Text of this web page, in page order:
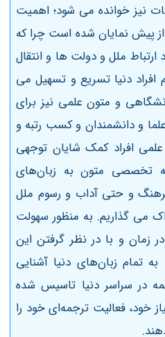
نیز خوانده می شود؛ اهمیت
نمایان شده است چرا که
ملل و دولت ها و انتقال
افراد دنیا تسریع و تسهیل می
و متون علمی نیز برای
و دانشمندان و کسب رتبه و
افراد کمک شایان توجهی
تخصصی متون به زبان‌های
و حتی آداب و رسوم ملل
می گذاریم. به منظور سهولت
زمان و با در نظر گرفتن این
تمام زبان‌های دنیا آشنایی
در سراسر دنیا تاسیس شده
خود، فعالیت ترجمه‌ای خود را